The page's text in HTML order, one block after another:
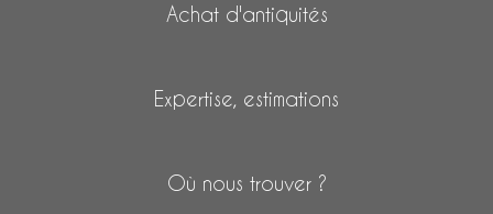
Achat d'antiquités
Expertise, estimations
Où nous trouver ?